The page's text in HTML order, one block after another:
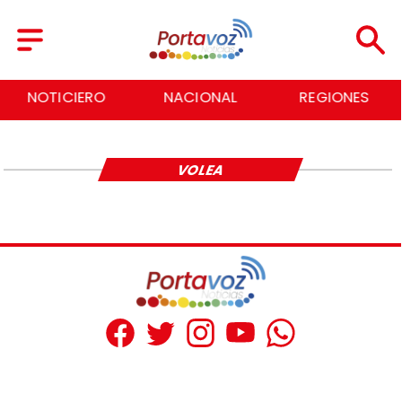
NOTICIERO NACIONAL REGIONES
VOLEA